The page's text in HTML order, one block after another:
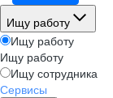
Ищу работу
Ищу работу
Ищу работу
Ищу сотрудника
Сервисы